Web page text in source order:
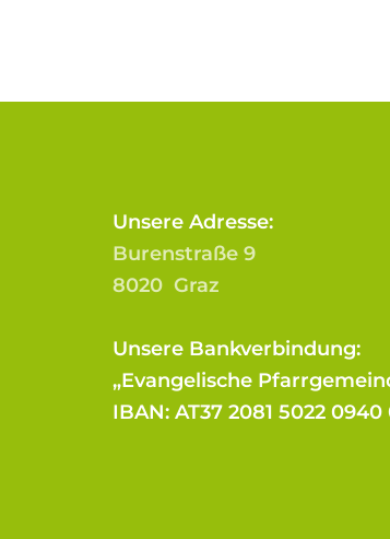
Unsere Adresse:
Burenstraße 9
8020 Graz
Unsere Bankverbindung:
„Evangelische
IBAN: AT37 2081 5022 0940